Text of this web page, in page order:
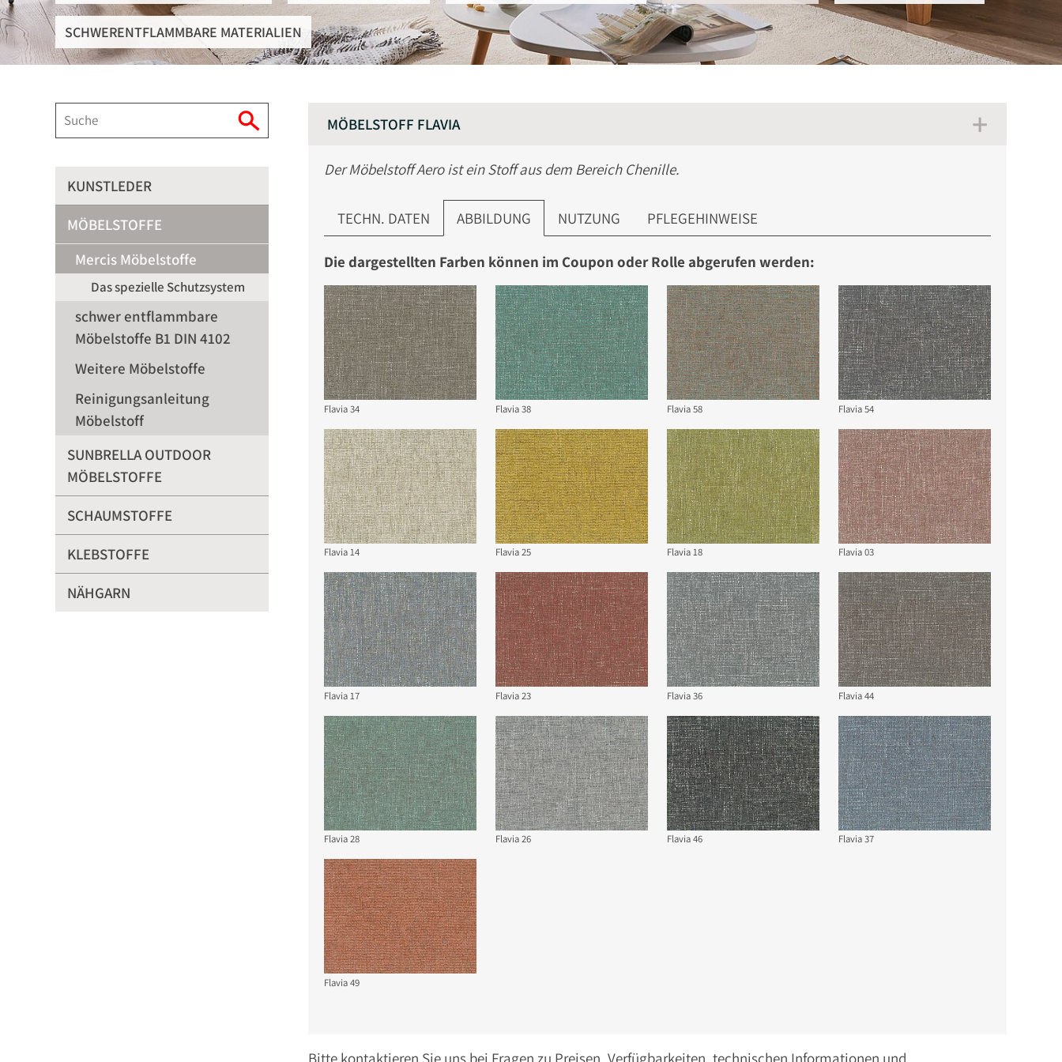
SCHWERENTFLAMMBARE MATERIALIEN
MÖBELSTOFF FLAVIA
Der Möbelstoff Aero ist ein Stoff aus dem Bereich Chenille.
TECHN. DATEN ABBILDUNG NUTZUNG PFLEGEHINWEISE
Flavia 34 Flavia 38 Flavia 58 Flavia 54
Flavia 14 Flavia 25 Flavia 18 Flavia 03
Flavia 17 Flavia 23 Flavia 36 Flavia 44
Flavia 28 Flavia 26 Flavia 46 Flavia 37
Flavia 49
Die dargestellten Farben können im Coupon oder Rolle abgerufen werden:
Bitte kontaktieren Sie uns bei Fragen zu Preisen, Verfügbarkeiten, technischen Informationen und
KUNSTLEDER
MÖBELSTOFFE
Mercis Möbelstoffe
Das spezielle Schutzsystem
schwer entflammbare
Möbelstoffe B1 DIN 4102
Weitere Möbelstoffe
Reinigungsanleitung
Möbelstoff
SUNBRELLA OUTDOOR
MÖBELSTOFFE
SCHAUMSTOFFE
KLEBSTOFFE
NÄHGARN